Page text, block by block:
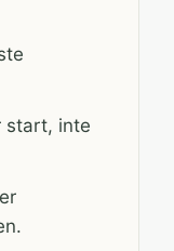
start, inte